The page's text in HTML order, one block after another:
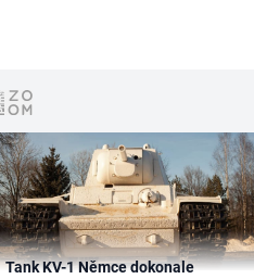
Tank KV-1 Němce dokonale